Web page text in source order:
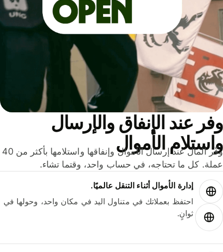
عند الإنفاق والإرسال
الأموال
وفّر المال عند إرسال الأموال وإنفاقها واستلامها بأكثر من 40
كل ما تحتاجه، في حساب واحد، وقتما تشاء.
إدارة الأموال أثناء التنقل عالميًا.
احتفظ بعملاتك في متناول اليد في مكان واحد، وحولها في
ثوانٍ.